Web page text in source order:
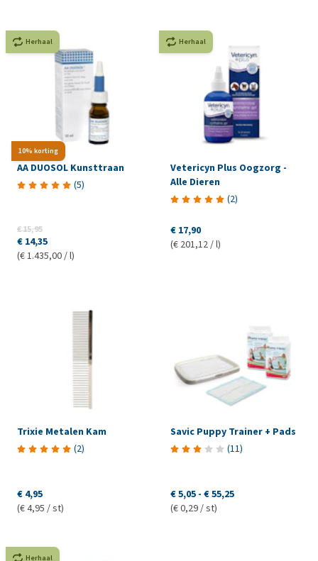
10% korting
Herhaal
AA DUOSOL Kunsttraan
(5)
€ 15,95
€ 14,35
(€ 1.435,00 / l)
Herhaal
Vetericyn Plus Oogzorg -
Alle Dieren
(2)
€ 17,90
(€ 201,12 / l)
Trixie Metalen Kam
(2)
€ 4,95
(€ 4,95 / st)
Savic Puppy Trainer + Pads
(11)
€ 5,05 - € 55,25
(€ 0,29 / st)
Herhaal